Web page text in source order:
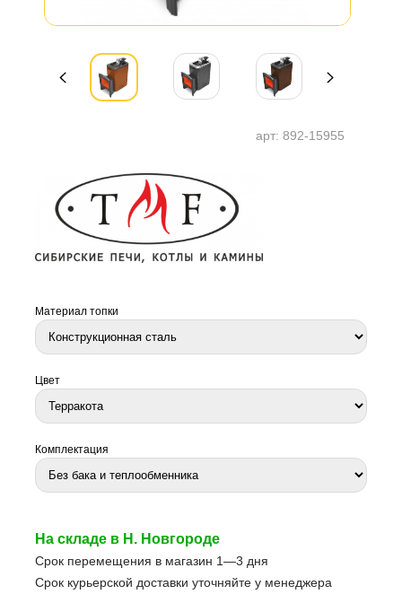
арт: 892-15955
Материал топки
Цвет
Комплектация
На складе в Н. Новгороде
Срок перемещения в магазин 1—3 дня
Срок курьерской доставки уточняйте у менеджера